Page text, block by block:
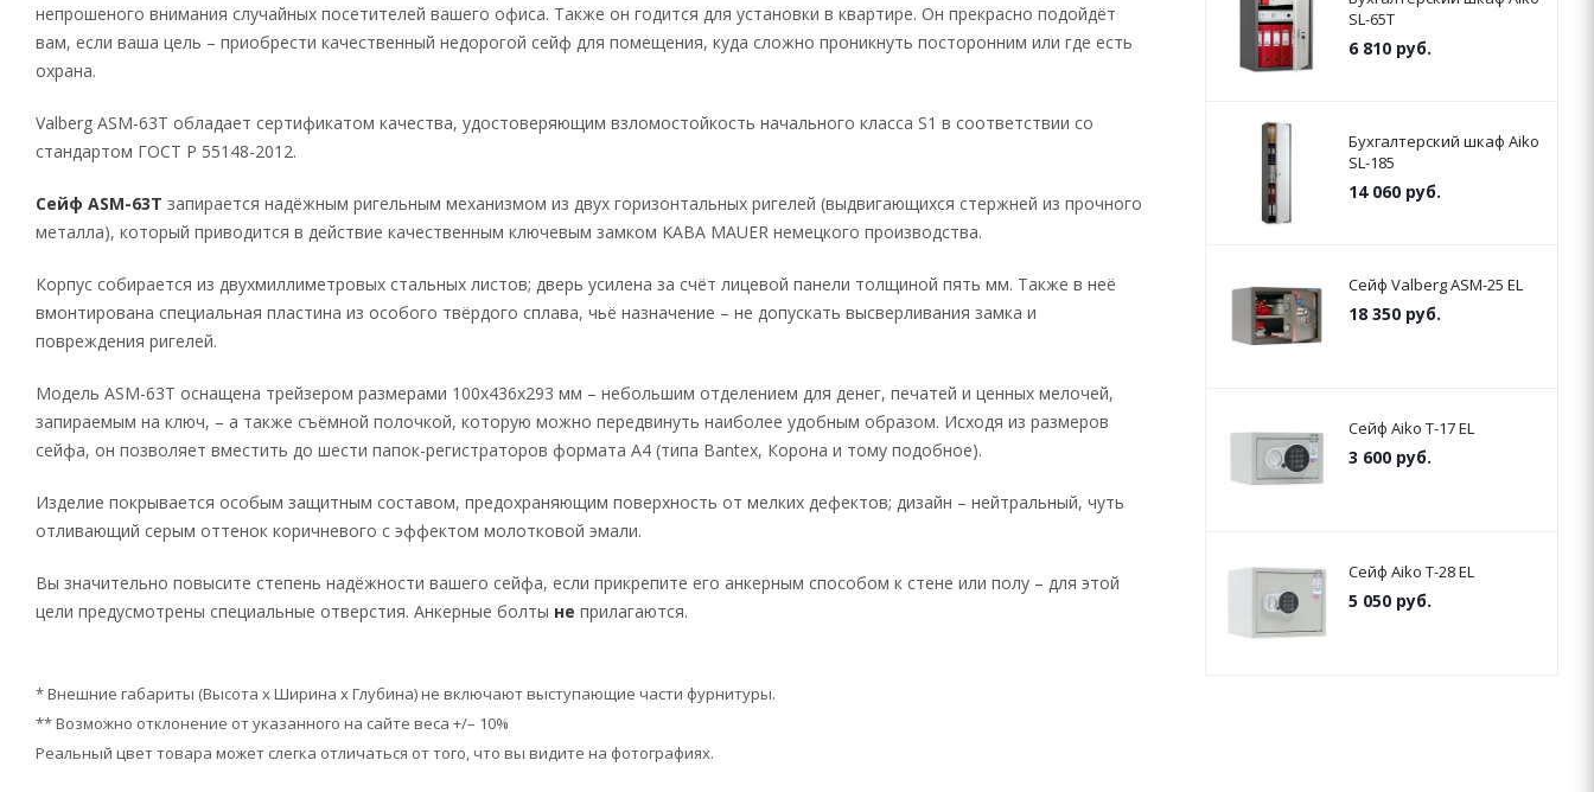
непрошеного внимания случайных посетителей вашего офиса. Также он годится для установки в квартире. Он прекрасно подойдёт
вам, если ваша цель – приобрести качественный недорогой сейф для помещения, куда сложно проникнуть посторонним или где есть
охрана.
Valberg ASM-63Т обладает сертификатом качества, удостоверяющим взломостойкость начального класса S1 в соответствии со
стандартом ГОСТ Р 55148-2012.
Сейф ASM-63Т запирается надёжным ригельным механизмом из двух горизонтальных ригелей (выдвигающихся стержней из прочного
металла), который приводится в действие качественным ключевым замком KABA MAUER немецкого производства.
Корпус собирается из двухмиллиметровых стальных листов; дверь усилена за счёт лицевой панели толщиной пять мм. Также в неё
вмонтирована специальная пластина из особого твёрдого сплава, чьё назначение – не допускать высверливания замка и
повреждения ригелей.
Модель ASM-63Т оснащена трейзером размерами 100х436х293 мм – небольшим отделением для денег, печатей и ценных мелочей,
запираемым на ключ, – а также съёмной полочкой, которую можно передвинуть наиболее удобным образом. Исходя из размеров
сейфа, он позволяет вместить до шести папок-регистраторов формата А4 (типа Bantex, Корона и тому подобное).
Изделие покрывается особым защитным составом, предохраняющим поверхность от мелких дефектов; дизайн – нейтральный, чуть
отливающий серым оттенок коричневого с эффектом молотковой эмали.
Вы значительно повысите степень надёжности вашего сейфа, если прикрепите его анкерным способом к стене или полу – для этой
цели предусмотрены специальные отверстия. Анкерные болты не прилагаются.
* Внешние габариты (Высота х Ширина х Глубина) не включают выступающие части фурнитуры.
** Возможно отклонение от указанного на сайте веса +/– 10%
Реальный цвет товара может слегка отличаться от того, что вы видите на фотографиях.
SL-65Т
6 810руб.
Бухгалтерский шкаф Aiko
SL-185
14 060руб.
Сейф Valberg ASM-25 EL
18 350руб.
Сейф Aiko T-17 EL
3 600руб.
Сейф Aiko T-28 EL
5 050руб.